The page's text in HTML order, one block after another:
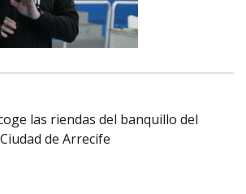
las riendas del banquillo del
de Arrecife